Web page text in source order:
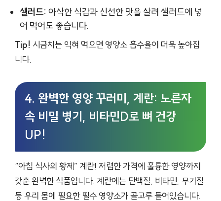
샐러드: 아삭한 식감과 신선한 맛을 살려 샐러드에 넣
어 먹어도 좋습니다.
Tip! 시금치는 익혀 먹으면 영양소 흡수율이 더욱 높아집
니다.
4. 완벽한 영양 꾸러미, 계란: 노른자
속 비밀 병기, 비타민D로 뼈 건강
UP!
“아침 식사의 황제” 계란! 저렴한 가격에 훌륭한 영양까지
갖춘 완벽한 식품입니다. 계란에는 단백질, 비타민, 무기질
등 우리 몸에 필요한 필수 영양소가 골고루 들어있습니다.